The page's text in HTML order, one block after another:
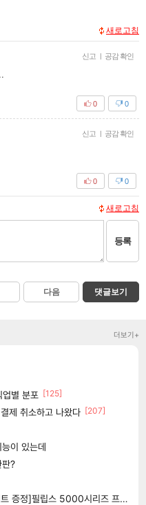
새로고침
신고 | 공감 확인
0
0
신고 | 공감 확인
0
0
새로고침
등록
다음 댓글보기
더보기+
별 분포 [125]
제 취소하고 나왔다 [207]
이 있는데
?
로파워 블렌더 얼음스무디 트라이탄 믹서기 HR2764/00